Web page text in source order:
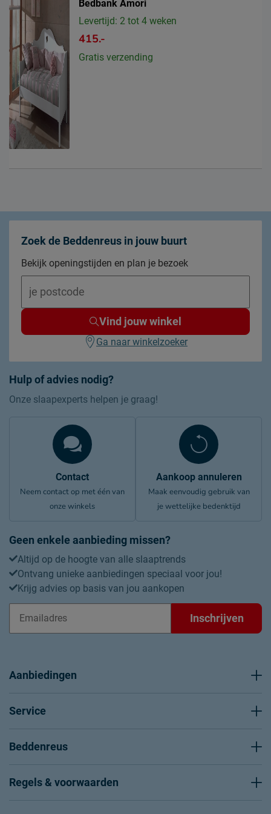
Bedbank Amori
Levertijd: 2 tot 4 weken
415.-
Gratis verzending
Hulp of advies nodig?
Onze slaapexperts helpen je graag!
Contact
Neem contact op met één van
onze winkels
Aankoop annuleren
Maak eenvoudig gebruik van
je wettelijke bedenktijd
Geen enkele aanbieding missen?
Altijd op de hoogte van alle slaaptrends
Ontvang unieke aanbiedingen speciaal voor jou!
Krijg advies op basis van jou aankopen
Inschrijven
Zoek de Beddenreus in jouw buurt
Bekijk openingstijden en plan je bezoek
Vind jouw winkel
Ga naar winkelzoeker
Aanbiedingen
Service
Beddenreus
Regels & voorwaarden